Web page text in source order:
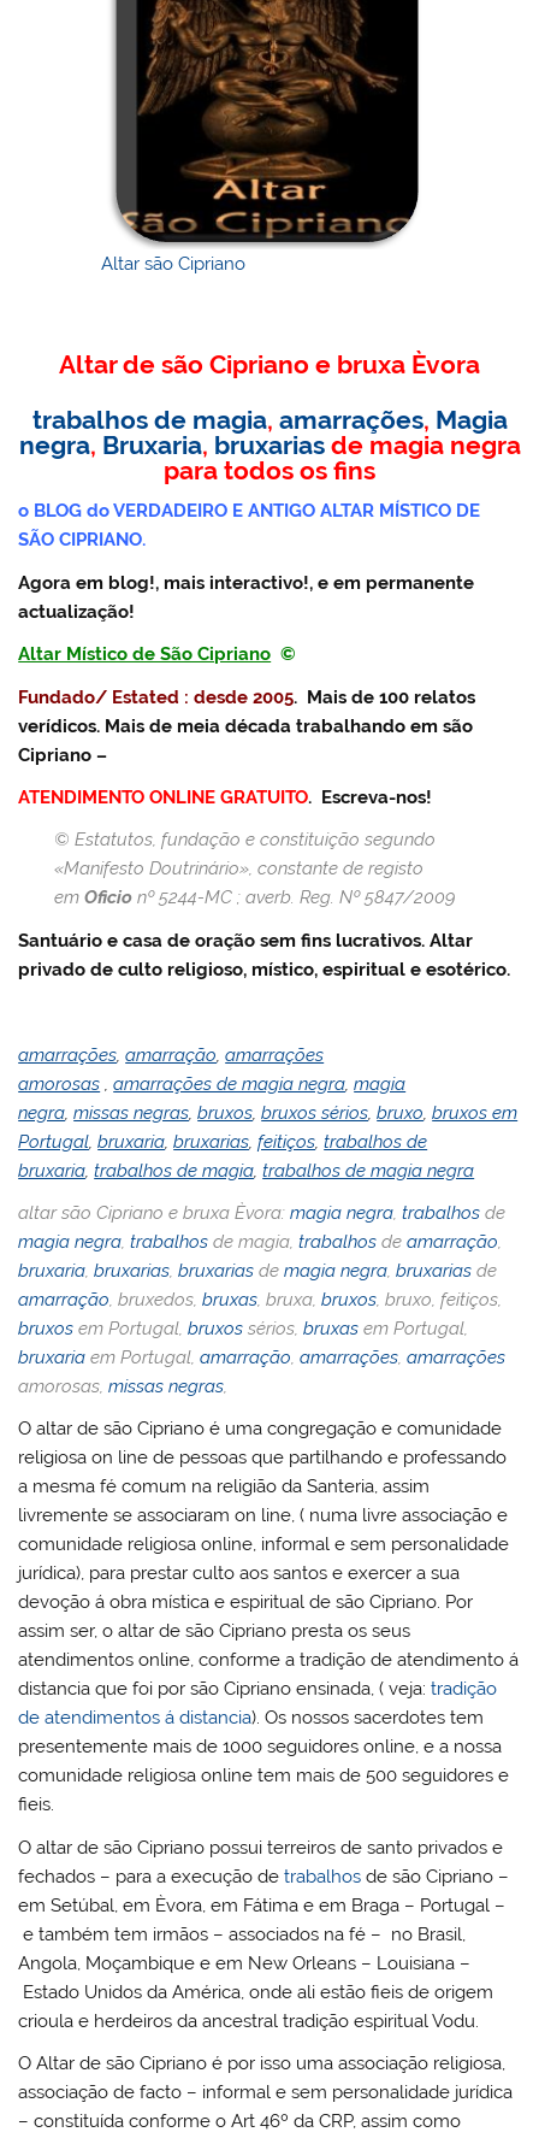
ai
b
o
o
k
st A
p
p
e
ss
Altar são Cipriano
Altar de são Cipriano e bruxa Èvora
trabalhos de magia, amarrações, Magia
negra, Bruxaria, bruxarias de magia negra
para todos os fins
o BLOG do VERDADEIRO E ANTIGO ALTAR MÍSTICO DE
SÃO CIPRIANO.
Agora em blog!, mais interactivo!, e em permanente
actualização!
Altar Místico de São Cipriano ©
Fundado/ Estated : desde 2005. Mais de 100 relatos
verídicos. Mais de meia década trabalhando em são
Cipriano –
ATENDIMENTO ONLINE GRATUITO. Escreva-nos!
© Estatutos, fundação e constituição segundo
«Manifesto Doutrinário», constante de registo
emOficio nº 5244-MC ; averb. Reg. Nº 5847/2009
Santuário e casa de oração sem fins lucrativos. Altar
privado de culto religioso, místico, espiritual e esotérico.
amarrações ,amarração ,amarrações
amorosas ,amarrações de magia negra ,magia
negra ,missas negras ,bruxos ,bruxos sérios ,bruxo ,bruxos em
Portugal ,bruxaria ,bruxarias ,feitiços ,trabalhos de
bruxaria ,trabalhos de magia ,trabalhos de magia negra
altar são Cipriano e bruxa Èvora:magia negra,trabalhos de
magia negra,trabalhos de magia,trabalhos deamarração,
bruxaria,bruxarias,bruxarias demagia negra,bruxarias de
amarração, bruxedos,bruxas, bruxa,bruxos, bruxo, feitiços,
bruxos em Portugal,bruxos sérios,bruxas em Portugal,
bruxaria em Portugal,amarração,amarrações,amarrações
amorosas,missas negras,
O altar de são Cipriano é uma congregação e comunidade
religiosa on line de pessoas que partilhando e professando
a mesma fé comum na religião da Santeria, assim
livremente se associaram on line, ( numa livre associação e
comunidade religiosa online, informal e sem personalidade
jurídica), para prestar culto aos santos e exercer a sua
devoção á obra mística e espiritual de são Cipriano. Por
assim ser, o altar de são Cipriano presta os seus
atendimentos online, conforme a tradição de atendimento á
distancia que foi por são Cipriano ensinada, ( veja:tradição
de atendimentos á distancia). Os nossos sacerdotes tem
presentemente mais de 1000 seguidores online, e a nossa
comunidade religiosa online tem mais de 500 seguidores e
fieis.
O altar de são Cipriano possui terreiros de santo privados e
fechados – para a execução detrabalhos de são Cipriano –
em Setúbal, em Èvora, em Fátima e em Braga – Portugal –
e também tem irmãos – associados na fé – no Brasil,
Angola, Moçambique e em New Orleans – Louisiana –
Estado Unidos da América, onde ali estão fieis de origem
crioula e herdeiros da ancestral tradição espiritual Vodu.
O Altar de são Cipriano é por isso uma associação religiosa,
associação de facto – informal e sem personalidade jurídica
– constituída conforme o Art 46º da CRP, assim como